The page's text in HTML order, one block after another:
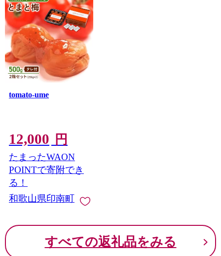
びつくかえる（小野道風）をイメージし、「考える」
「人をかえる」「町をかえる」「古里へかえる」「栄え
る」という5つのかえるにひっかけネーミングしていま
す。今でも多くの方が観光に訪れる印南町のシンボルと
なっています。
tomato-ume
12,000 円
たまったWAON
POINTで寄附でき
る！
和歌山県印南町
すべての返礼品をみる